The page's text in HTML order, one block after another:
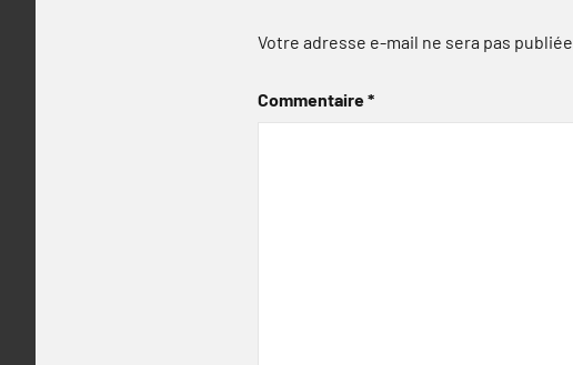
Votre adresse e-mail ne sera pas publiée.
Commentaire*